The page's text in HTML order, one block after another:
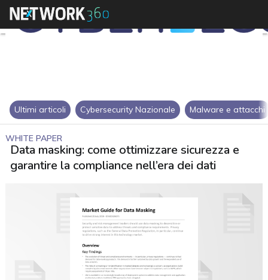
Ultimi articoli Cybersecurity Nazionale Malware e attacchi
WHITE PAPER
Data masking: come ottimizzare sicurezza e
garantire la compliance nell’era dei dati